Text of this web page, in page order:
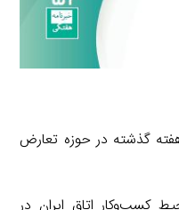
گذشته در حوزه تعارض